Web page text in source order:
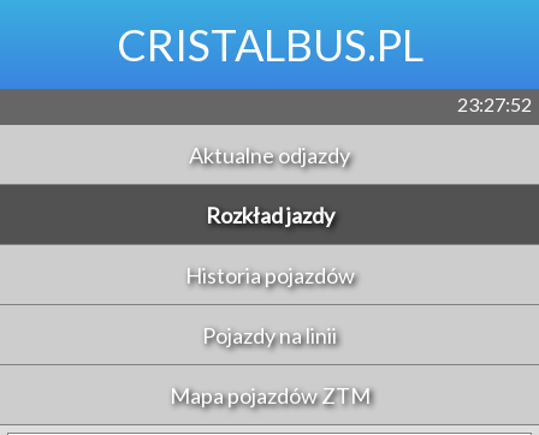
CRISTALBUS.PL
23:27:53
Aktualne odjazdy
Rozkład jazdy
Historia pojazdów
Pojazdy na linii
Mapa pojazdów ZTM